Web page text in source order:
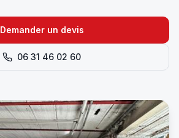
Demander un devis
06 31 46 02 60